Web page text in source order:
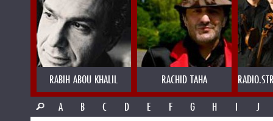
RABIH ABOU KHALIL RACHID TAHA
A
B C D E F G H I J